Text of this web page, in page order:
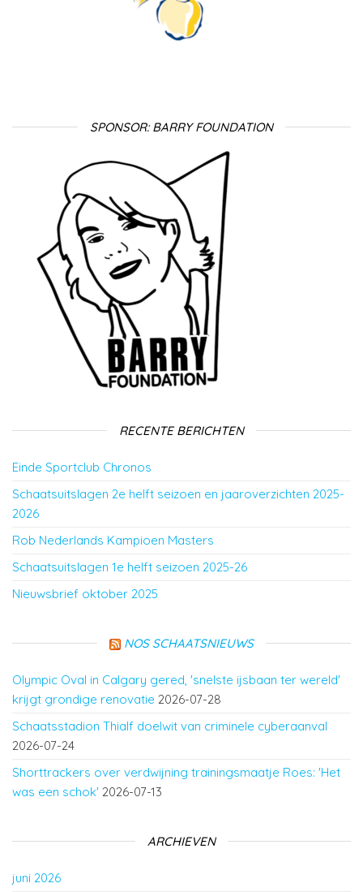
SPONSOR: BARRY FOUNDATION
RECENTE BERICHTEN
Einde Sportclub Chronos
Schaatsuitslagen 2e helft seizoen en jaaroverzichten 2025-
2026
Rob Nederlands Kampioen Masters
Schaatsuitslagen 1e helft seizoen 2025-26
Nieuwsbrief oktober 2025
NOS SCHAATSNIEUWS
Olympic Oval in Calgary gered, 'snelste ijsbaan ter wereld'
krijgt grondige renovatie 2026-07-28
Schaatsstadion Thialf doelwit van criminele cyberaanval
2026-07-24
Shorttrackers over verdwijning trainingsmaatje Roes: 'Het
was een schok' 2026-07-13
ARCHIEVEN
juni 2026